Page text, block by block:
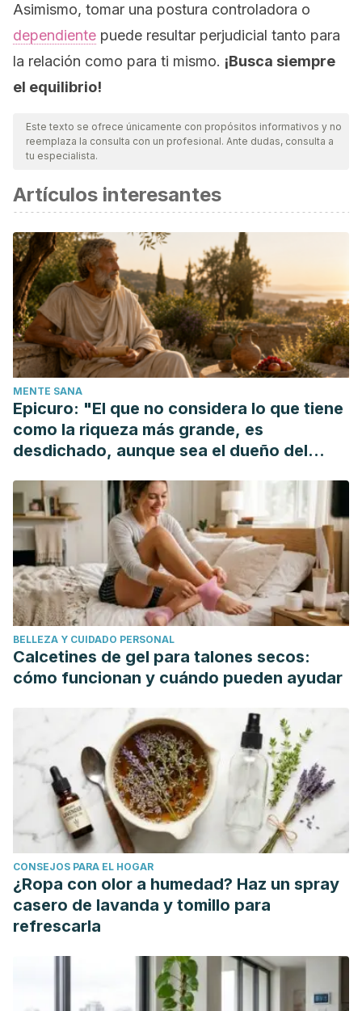
Asimismo, tomar una postura controladora o
dependiente puede resultar perjudicial tanto para
la relación como para ti mismo. ¡Busca siempre
el equilibrio!
Este texto se ofrece únicamente con propósitos informativos y no
reemplaza la consulta con un profesional. Ante dudas, consulta a
tu especialista.
Artículos interesantes
MENTE SANA
Epicuro: "El que no considera lo que tiene
como la riqueza más grande, es
desdichado, aunque sea el dueño del
BELLEZA Y CUIDADO PERSONAL
Calcetines de gel para talones secos:
cómo funcionan y cuándo pueden ayudar
CONSEJOS PARA EL HOGAR
¿Ropa con olor a humedad? Haz un spray
casero de lavanda y tomillo para
refrescarla